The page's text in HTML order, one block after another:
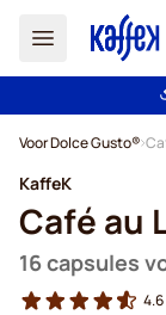
Voor Dolce Gusto®
KaffeK
Café au
16 capsules
4.6